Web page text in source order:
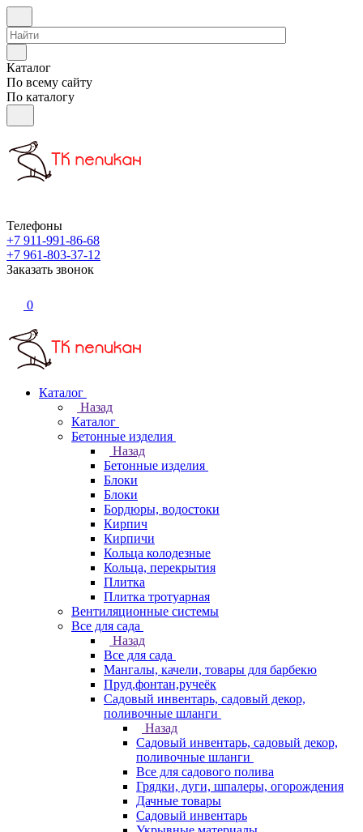
Каталог
По всему сайту
По каталогу
Телефоны
+7 911-991-86-68
+7 961-803-37-12
Заказать звонок
0
Каталог
Назад
Каталог
Бетонные изделия
Назад
Бетонные изделия
Блоки
Блоки
Бордюры, водостоки
Кирпич
Кирпичи
Кольца колодезные
Кольца, перекрытия
Плитка
Плитка тротуарная
Вентиляционные системы
Все для сада
Назад
Все для сада
Мангалы, качели, товары для барбекю
Пруд,фонтан,ручеёк
Садовый инвентарь, садовый декор,
поливочные шланги
Назад
Садовый инвентарь, садовый декор,
поливочные шланги
Все для садового полива
Грядки, дуги, шпалеры, огорождения
Дачные товары
Садовый инвентарь